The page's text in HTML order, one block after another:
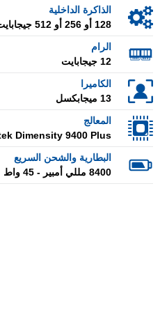
الذاكرة الداخلية
128 أو 256 أو 512 جيجابايت
الرام
12 جيجابايت
الكاميرا
13 ميجابكسل
المعالج
Dimensity 9400 Plus
البطارية والشحن السريع
8400 مللي أمبير - 45 واط